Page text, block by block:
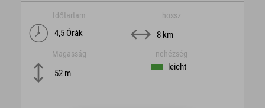
Időtartam
4,5 Órák
hossz
8 km
Magasság
52 m
nehézség
leicht